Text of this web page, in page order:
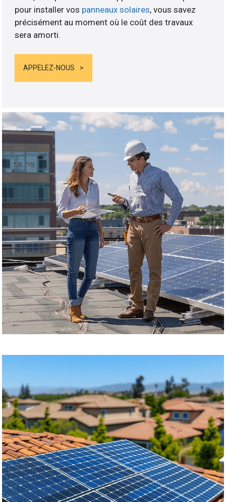
pour installer vos panneaux solaires, vous savez
précisément au moment où le coût des travaux
sera amorti.
APPELEZ-NOUS